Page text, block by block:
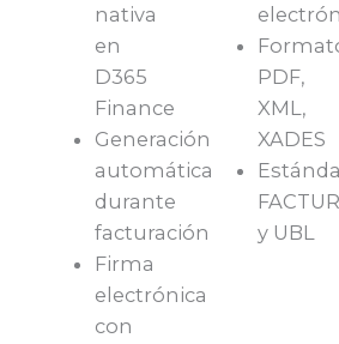
nativa
en
D365
Finance
Generación
automática
durante
facturación
Firma
electrónica
con
PDF,
XML,
XADES
y UBL